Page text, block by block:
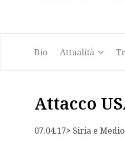
Bio Attualità
Attacco
07.04.17> Siria e